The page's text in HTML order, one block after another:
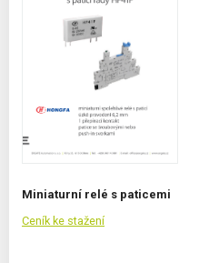
Miniaturní relé s paticemi
Ceník ke stažení